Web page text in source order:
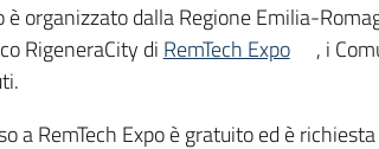
è organizzato dalla Regione Emilia-
RigeneraCity di RemTech Expo
, i
a RemTech Expo è gratuito ed è richiesta